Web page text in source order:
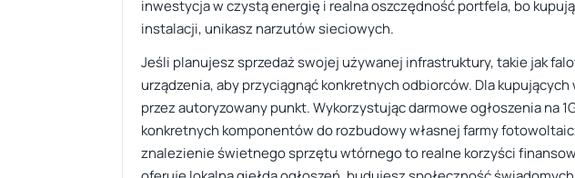
inwestycja w czystą energię i realna oszczędność portfela, bo
instalacji, unikasz narzutów sieciowych.
Jeśli planujesz sprzedaż swojej używanej infrastruktury, takie jak
urządzenia, aby przyciągnąć konkretnych odbiorców. Dla
przez autoryzowany punkt. Wykorzystując darmowe ogłoszenia na
konkretnych komponentów do rozbudowy własnej farmy
znalezienie świetnego sprzętu wtórnego to realne korzyści